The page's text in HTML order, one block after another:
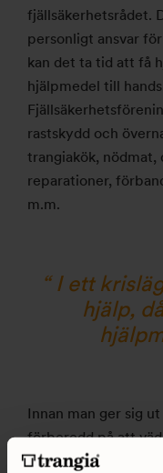
fjällsäkerhetsrådet.
personligt ansvar
kan det ta tid att få
hjälpmedel till
rastskydd och
trangiakök,
reparationer,
m.m.
“ I ett
hjälp,
Innan man ger sig
förberedd på att
förutsättningar